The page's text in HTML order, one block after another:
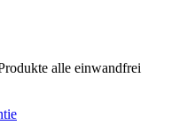
alle einwandfrei